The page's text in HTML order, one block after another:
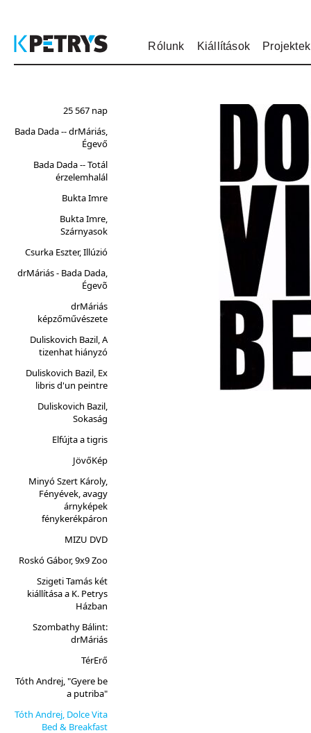
Rólunk Kiállítások Projektek
25 567 nap
Bada Dada -- drMáriás,
Égevő
Bada Dada -- Totál
érzelemhalál
Bukta Imre
Bukta Imre,
Szárnyasok
Csurka Eszter, Illúzió
drMáriás - Bada Dada,
Égevõ
drMáriás
képzőművészete
Duliskovich Bazil, A
tizenhat hiányzó
Duliskovich Bazil, Ex
libris d'un peintre
Duliskovich Bazil,
Sokaság
Elfújta a tigris
JövőKép
Minyó Szert Károly,
Fényévek, avagy
árnyképek
fénykerékpáron
MIZU DVD
Roskó Gábor, 9x9 Zoo
Szigeti Tamás két
kiállítása a K. Petrys
Házban
Szombathy Bálint:
drMáriás
TérErő
Tóth Andrej, "Gyere be
a putriba"
Tóth Andrej, Dolce Vita
Bed & Breakfast